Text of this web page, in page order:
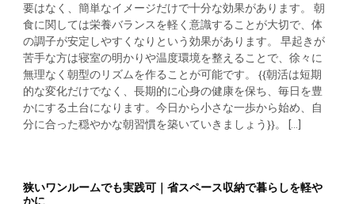
要はなく、簡単なイメージだけで十分な効果があります。 朝
食に関しては栄養バランスを軽く意識することが大切で、体
の調子が安定しやすくなりという効果があります。 早起きが
苦手な方は寝室の明かりや温度環境を整えることで、徐々に
無理なく朝型のリズムを作ることが可能です。 {{朝活は短期
的な変化だけでなく、長期的に心身の健康を保ち、毎日を豊
かにする土台になります。今日から小さな一歩から始め、自
分に合った穏やかな朝習慣を築いていきましょう}}。 [...]
狭いワンルームでも実践可｜省スペース収納で暮らしを軽や
かに